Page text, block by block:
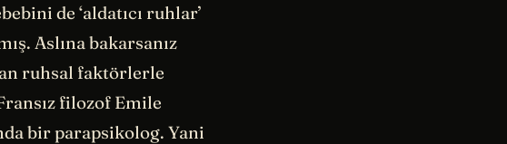
de ‘aldatıcı ruhlar’
Aslına bakarsanız
ruhsal faktörlerle
filozof Emile
bir parapsikolog. Yani